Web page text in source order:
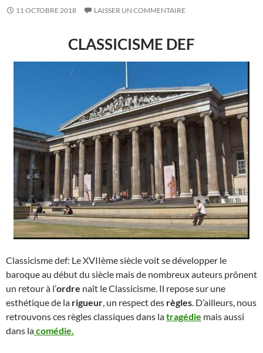
11 OCTOBRE 2018 LAISSER UN COMMENTAIRE
CLASSICISME DEF
Classicisme def: Le XVIIème siècle voit se développer le
baroque au début du siècle mais de nombreux auteurs prônent
un retour à l’ordre naît le Classicisme. Il repose sur une
esthétique de la rigueur, un respect des règles. D’ailleurs, nous
retrouvons ces règles classiques dans latragédie mais aussi
dans lacomédie.